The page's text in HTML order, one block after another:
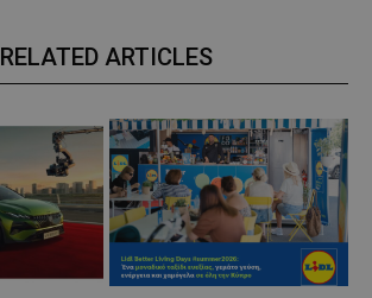
RELATED ARTICLES